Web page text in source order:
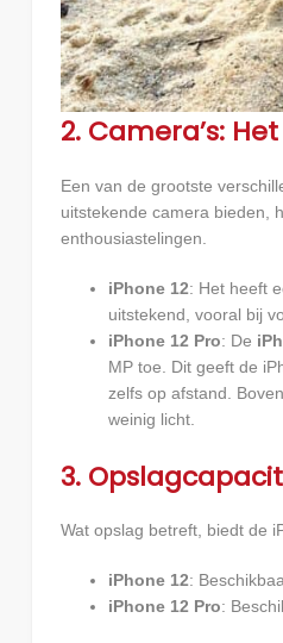
2. Camera’s:
Een van de grootste
uitstekende camera bieden,
enthousiastelingen.
iPhone 12: Het heeft
uitstekend, vooral bij
iPhone 12 Pro: De
MP toe. Dit geeft de
zelfs op afstand.
weinig licht.
3.
Wat opslag betreft, biedt de
iPhone 12:
iPhone 12 Pro: